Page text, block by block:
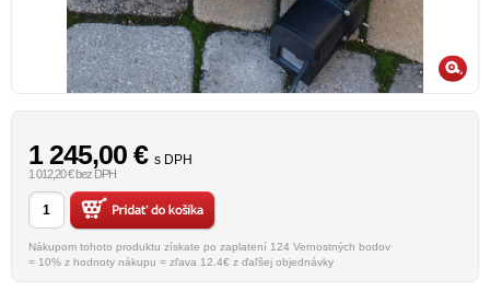
1 245,00 € s DPH
1 012,20 € bez DPH
Nákupom tohoto produktu získate po zaplatení 124 Vernostných bodov
= 10% z hodnoty nákupu = zľava 12.4€ z ďaľšej objednávky